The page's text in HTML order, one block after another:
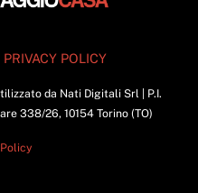
PRIVACY POLICY
da Nati Digitali Srl | P.I.
338/26, 10154 Torino (TO)